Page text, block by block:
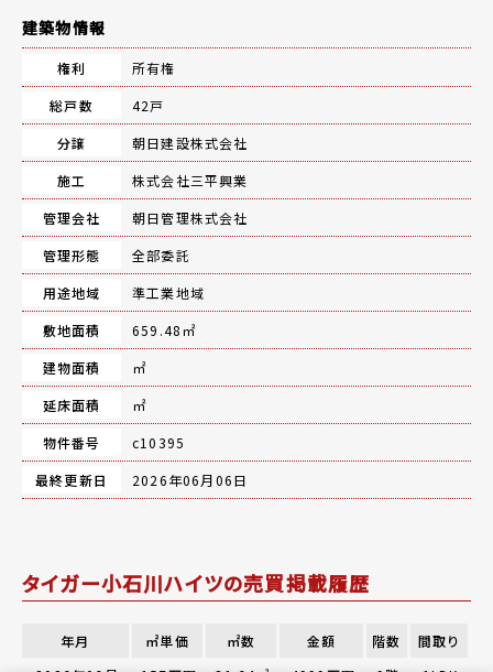
建築物情報
権利
所有権
総戸数
42戸
分譲
朝日建設株式会社
施工
株式会社三平興業
管理会社
朝日管理株式会社
管理形態
全部委託
用途地域
準工業地域
敷地面積
659.48㎡
建物面積
㎡
延床面積
㎡
物件番号
c10395
最終更新日
2026年06月06日
タイガー小石川ハイツの売買掲載履歴
年月 ㎡単価 ㎡数 金額 階数
間取り